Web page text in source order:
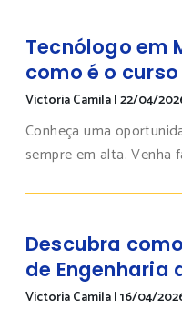
Tecnólogo em
como é o curso
Victoria Camila|22/04/
Conheça uma
sempre em alta. Venha
Descubra
de Engenharia
Victoria Camila|16/04/